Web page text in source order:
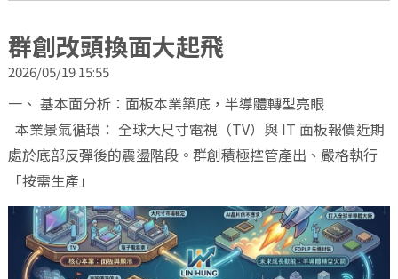
群創改頭換面大起飛
2026/05/19 15:55
一、 基本面分析：面板本業築底，半導體轉型亮眼
本業景氣循環： 全球大尺寸電視（TV）與 IT 面板報價近期
處於底部反彈後的震盪階段。群創積極控管產出、嚴格執行
「按需生產」